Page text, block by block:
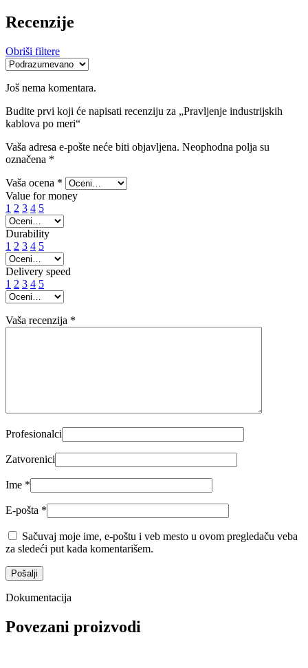
Recenzije
Obriši filtere
Još nema komentara.
Budite prvi koji će napisati recenziju za „Pravljenje industrijskih
kablova po meri“
Vaša adresa e-pošte neće biti objavljena. Neophodna polja su
označena *
Vaša ocena *
Value for money
1 2 3 4 5
Durability
1 2 3 4 5
Delivery speed
1 2 3 4 5
Vaša recenzija *
Profesionalci
Zatvorenici
Ime *
E-pošta *
Sačuvaj moje ime, e-poštu i veb mesto u ovom pregledaču veba
za sledeći put kada komentarišem.
Dokumentacija
Povezani proizvodi